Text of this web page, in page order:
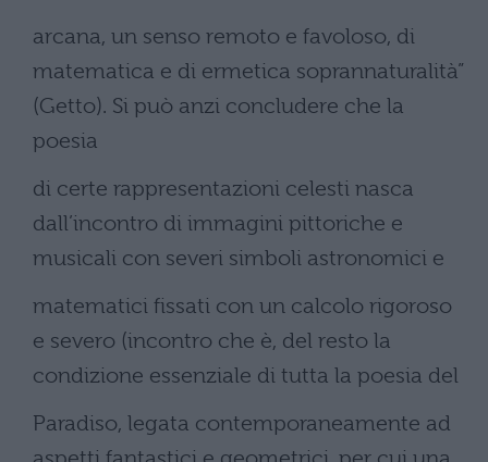
arcana, un senso remoto e favoloso, di
matematica e di ermetica soprannaturalità”
(Getto). Si può anzi concludere che la
poesia
di certe rappresentazioni celesti nasca
dall’incontro di immagini pittoriche e
musicali con severi simboli astronomici e
matematici fissati con un calcolo rigoroso
e severo (incontro che è, del resto la
condizione essenziale di tutta la poesia del
Paradiso, legata contemporaneamente ad